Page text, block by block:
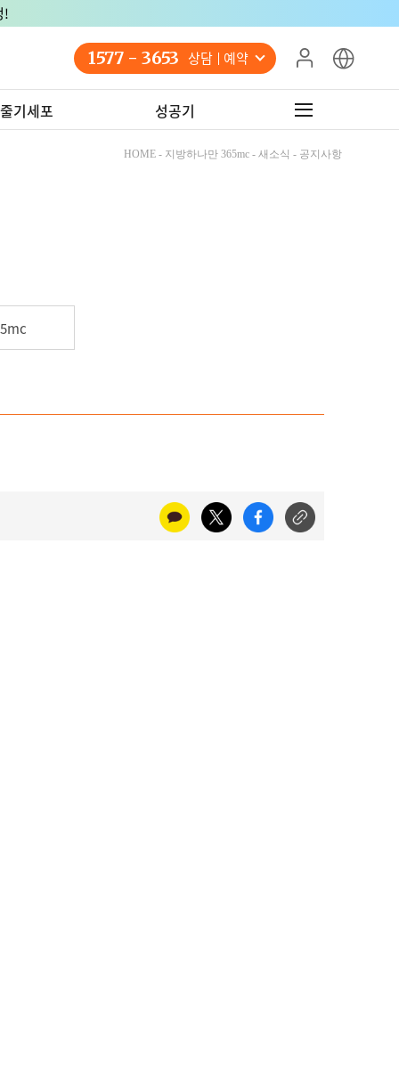
!
1577 - 3653 상담 예약
기세포 성공기
HOME - 지방하나만 365mc - 새소식 - 공지사항